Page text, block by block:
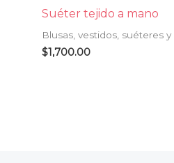
Suéter tejido a mano
Blusas, vestidos, suéteres
$1,700.00